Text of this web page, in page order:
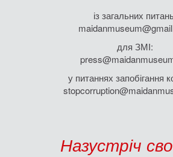
із загальних
для ЗМІ:
у питаннях запобігання
Назустріч